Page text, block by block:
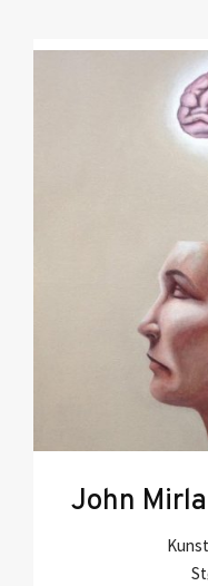
John